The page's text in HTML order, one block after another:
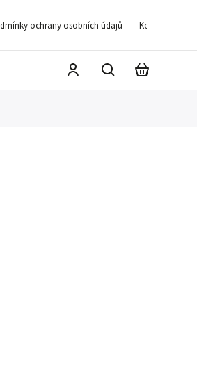
ochrany osobních údajů Kontakty